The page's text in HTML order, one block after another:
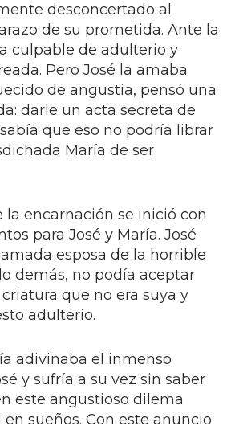
desconcertado al
de su prometida. Ante la
culpable de adulterio y
Pero José la amaba
de angustia, pensó una
darle un acta secreta de
que eso no podría librar
María de ser
la encarnación se inició con
para José y María. José
esposa de la horrible
demás, no podía aceptar
que no era suya y
adulterio.
adivinaba el inmenso
y sufría a su vez sin saber
este angustioso dilema
sueños. Con este anuncio